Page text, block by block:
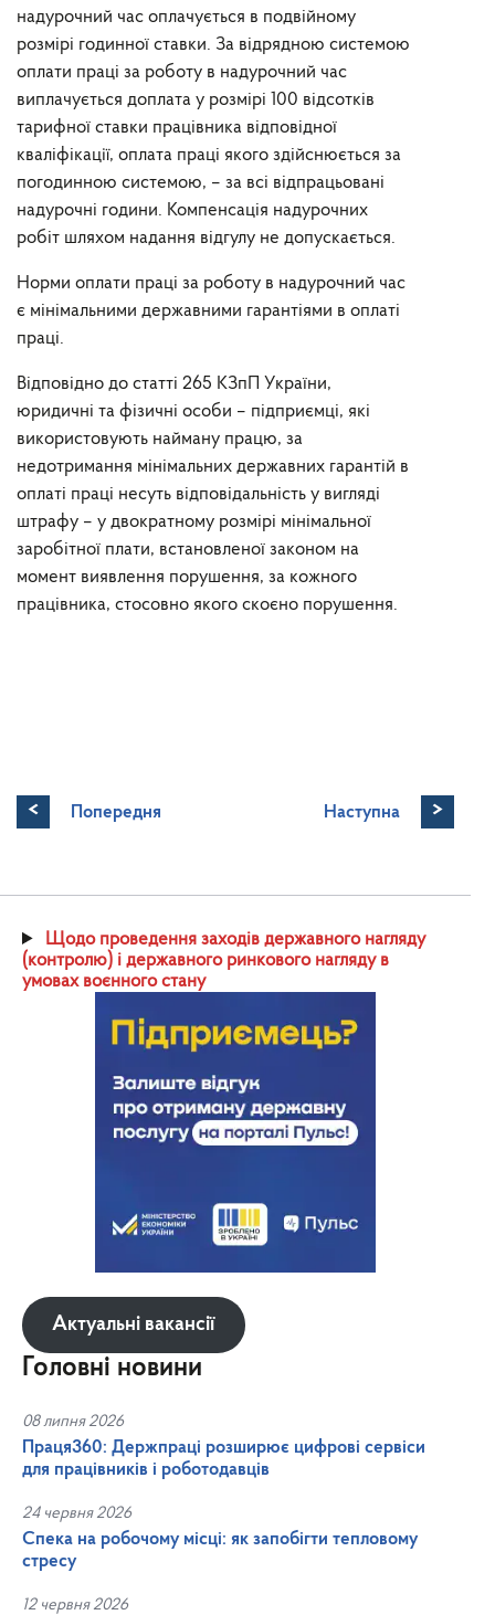
надурочний час оплачується в подвійному
розмірі годинної ставки. За відрядною системою
оплати праці за роботу в надурочний час
виплачується доплата у розмірі 100 відсотків
тарифної ставки працівника відповідної
кваліфікації, оплата праці якого здійснюється за
погодинною системою, – за всі відпрацьовані
надурочні години. Компенсація надурочних
робіт шляхом надання відгулу не допускається.
Норми оплати праці за роботу в надурочний час
є мінімальними державними гарантіями в оплаті
праці.
Відповідно до статті 265 КЗпП України,
юридичні та фізичні особи – підприємці, які
використовують найману працю, за
недотримання мінімальних державних гарантій в
оплаті праці несуть відповідальність у вигляді
штрафу – у двократному розмірі мінімальної
заробітної плати, встановленої законом на
момент виявлення порушення, за кожного
працівника, стосовно якого скоєно порушення.
< Попередня Наступна >
Щодо проведення заходів державного нагляду
(контролю) і державного ринкового нагляду в
умовах воєнного стану
Актуальні вакансії
Головні новини
08 липня 2026
Праця360: Держпраці розширює цифрові сервіси
для працівників і роботодавців
24 червня 2026
Спека на робочому місці: як запобігти тепловому
стресу
12 червня 2026